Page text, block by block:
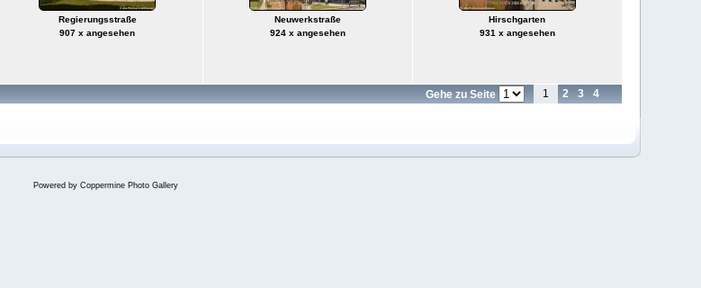
Regierungsstraße
907 x angesehen
Neuwerkstraße
924 x angesehen
Hirschgarten
931 x angesehen
Gehe zu Seite 1 2 3 4
Powered by Coppermine Photo Gallery